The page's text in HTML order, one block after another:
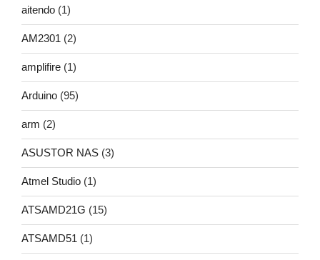
aitendo (1)
AM2301 (2)
amplifire (1)
Arduino (95)
arm (2)
ASUSTOR NAS (3)
Atmel Studio (1)
ATSAMD21G (15)
ATSAMD51 (1)